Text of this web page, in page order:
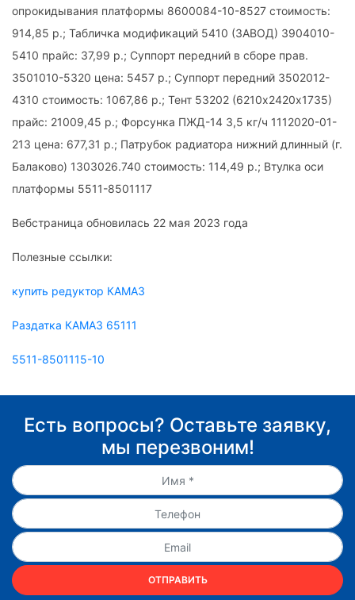
опрокидывания платформы 8600084-10-8527 стоимость:
914,85 р.; Табличка модификаций 5410 (ЗАВОД) 3904010-
5410 прайс: 37,99 р.; Суппорт передний в сборе прав.
3501010-5320 цена: 5457 р.; Суппорт передний 3502012-
4310 стоимость: 1067,86 р.; Тент 53202 (6210х2420х1735)
прайс: 21009,45 р.; Форсунка ПЖД-14 3,5 кг/ч 1112020-01-
213 цена: 677,31 р.; Патрубок радиатора нижний длинный (г.
Балаково) 1303026.740 стоимость: 114,49 р.; Втулка оси
платформы 5511-8501117
Вебстраница обновилась 22 мая 2023 года
Полезные ссылки:
купить редуктор КАМАЗ
Раздатка КАМАЗ 65111
5511-8501115-10
Есть вопросы? Оставьте заявку,
мы перезвоним!
ОТПРАВИТЬ